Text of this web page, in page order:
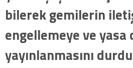
bilerek gemilerin
engellemeye ve yasa
yayınlanmasını